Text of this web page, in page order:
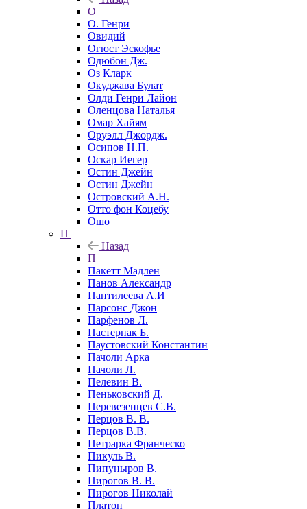
О
О. Генри
Овидий
Огюст Эскофье
Одюбон Дж.
Оз Кларк
Окуджава Булат
Олди Генри Лайон
Оленцова Наталья
Омар Хайям
Оруэлл Джордж.
Осипов Н.П.
Оскар Иегер
Остин Джейн
Остин Джейн
Островский А.Н.
Отто фон Коцебу
Ошо
П
Назад
П
Пакетт Мадлен
Панов Александр
Пантилеева А.И
Парсонс Джон
Парфенов Л.
Пастернак Б.
Паустовский Константин
Пачоли Арка
Пачоли Л.
Пелевин В.
Пеньковский Д.
Перевезенцев С.В.
Перцов В. В.
Перцов В.В.
Петрарка Франческо
Пикуль В.
Пипуныров В.
Пирогов В. В.
Пирогов Николай
Платон